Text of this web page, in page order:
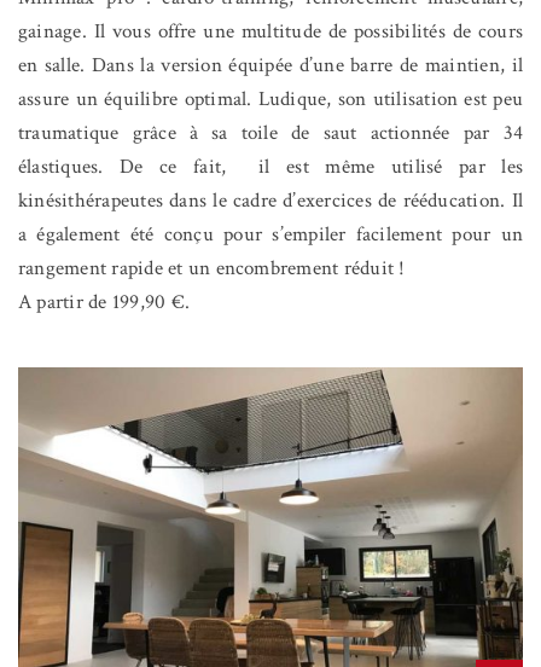
gainage. Il vous offre une multitude de possibilités de cours
en salle. Dans la version équipée d’une barre de maintien, il
assure un équilibre optimal. Ludique, son utilisation est peu
traumatique grâce à sa toile de saut actionnée par 34
élastiques. De ce fait, il est même utilisé par les
kinésithérapeutes dans le cadre d’exercices de rééducation. Il
a également été conçu pour s’empiler facilement pour un
rangement rapide et un encombrement réduit !
A partir de 199,90 €.